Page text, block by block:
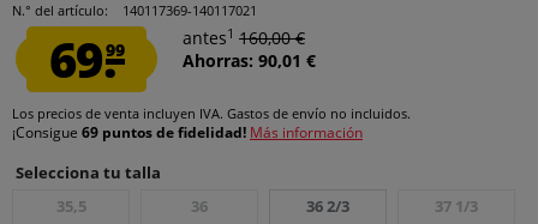
N.° del artículo:
140117369-140117021
69.99
antes1 160,00 €
Ahorras: 90,01 €
Los precios de venta incluyen IVA. Gastos de envío no incluidos.
¡Consigue 69 puntos de fidelidad! Más información
Selecciona tu talla
35,5
36 36 2/3 37 1/3